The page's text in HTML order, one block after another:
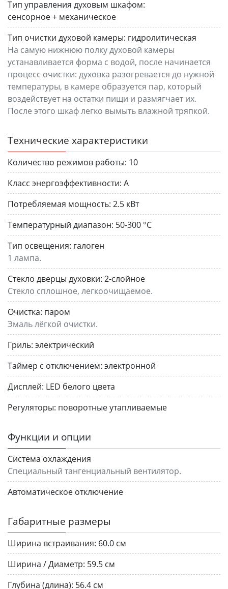
Тип управления духовым шкафом:
сенсорное + механическое
Тип очистки духовой камеры: гидролитическая
На самую нижнюю полку духовой камеры
устанавливается форма с водой, после начинается
процесс очистки: духовка разогревается до нужной
температуры, в камере образуется пар, который
воздействует на остатки пищи и размягчает их.
После этого шкаф легко вымыть влажной тряпкой.
Технические характеристики
Количество режимов работы: 10
Класс энергоэффективности: A
Потребляемая мощность: 2.5 кВт
Температурный диапазон: 50-300 °C
Тип освещения: галоген
1 лампа.
Стекло дверцы духовки: 2-слойное
Стекло сплошное, легкоочищаемое.
Очистка: паром
Эмаль лёгкой очистки.
Гриль: электрический
Таймер с отключением: электронной
Дисплей: LED белого цвета
Регуляторы: поворотные утапливаемые
Функции и опции
Система охлаждения
Специальный тангенциальный вентилятор.
Автоматическое отключение
Габаритные размеры
Ширина встраивания: 60.0 см
Ширина / Диаметр: 59.5 см
Глубина (длина): 56.4 см